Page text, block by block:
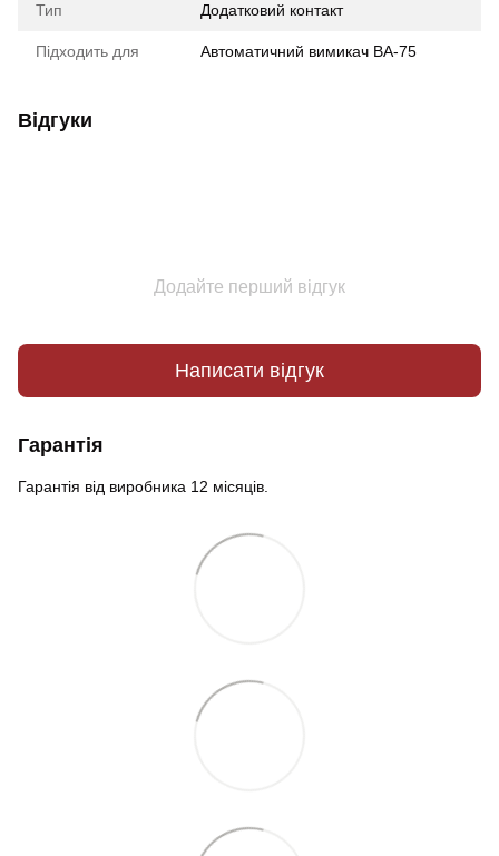
Тип Додатковий контакт
Підходить для Автоматичний вимикач BA-75
Відгуки
Додайте перший відгук
Написати відгук
Гарантія
Гарантія від виробника 12 місяців.